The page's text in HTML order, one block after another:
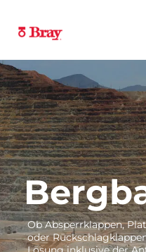
Ob Absperrklappen,
oder